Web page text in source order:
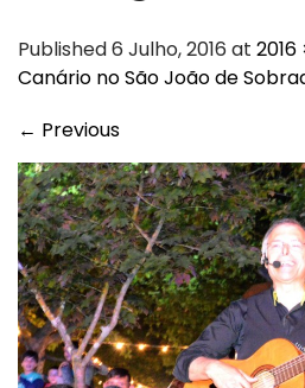
Published 6 Julho, 2016 at 2016
Canário no São João de
← Previous